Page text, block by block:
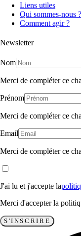
Liens utiles
Qui sommes-nous ?
Comment agir ?
Newsletter
Nom
Merci de compléter ce
Prénom
Merci de compléter ce
Email
Merci de compléter ce
J'ai lu et j'accepte la
Merci d'accepter la
S'INSCRIRE